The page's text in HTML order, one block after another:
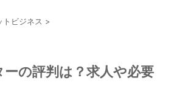
トビジネス >
の評判は？求人や必要